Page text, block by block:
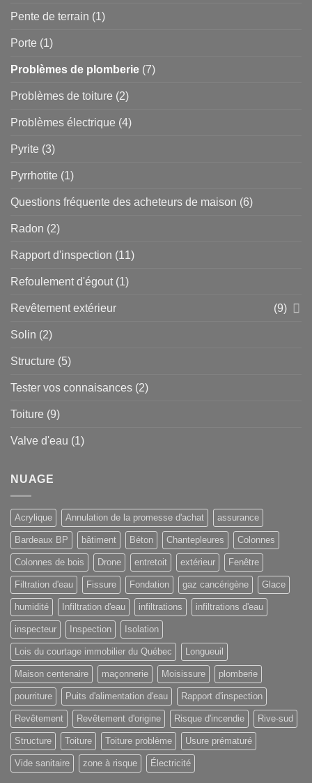
Pente de terrain (1)
Porte (1)
Problèmes de plomberie (7)
Problèmes de toiture (2)
Problèmes électrique (4)
Pyrite (3)
Pyrrhotite (1)
Questions fréquente des acheteurs de maison (6)
Radon (2)
Rapport d'inspection (11)
Refoulement d'égout (1)
Revêtement extérieur (9)
Solin (2)
Structure (5)
Tester vos connaisances (2)
Toiture (9)
Valve d'eau (1)
NUAGE
Acrylique Annulation de la promesse d'achat assurance
Bardeaux BP bâtiment Béton Chantepleures Colonnes
Colonnes de bois Drone entretoit extérieur Fenêtre
Filtration d'eau Fissure Fondation gaz cancérigène Glace
humidité Infiltration d'eau infiltrations infiltrations d'eau
inspecteur Inspection Isolation
Lois du courtage immobilier du Québec Longueuil
Maison centenaire maçonnerie Moisissure plomberie
pourriture Puits d'alimentation d'eau Rapport d'inspection
Revêtement Revêtement d'origine Risque d'incendie Rive-sud
Structure Toiture Toiture problème Usure prématuré
Vide sanitaire zone à risque Électricité